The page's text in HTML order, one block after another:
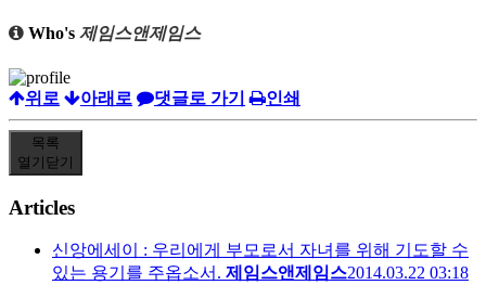
Who's 제임스앤제임스
위로 아래로 댓글로 가기 인쇄
목록
열기 닫기
Articles
신앙에세이 : 우리에게 부모로서 자녀를 위해 기도할 수
있는 용기를 주옵소서. 제임스앤제임스2014.03.22 03:18